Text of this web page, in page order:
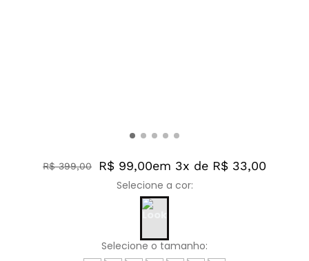
R$ 399,00 R$ 99,00em 3x de R$ 33,00